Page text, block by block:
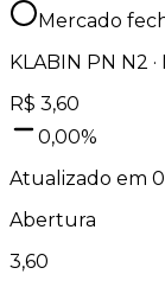
Mercado
KLABIN PN N2 ·
R$ 3,60
0,00%
Atualizado em
Abertura
3,60